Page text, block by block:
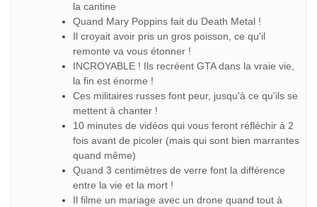
la cantine
Quand Mary Poppins fait du Death Metal !
Il croyait avoir pris un gros poisson, ce qu'il
remonte va vous étonner !
INCROYABLE ! Ils recréent GTA dans la vraie vie,
la fin est énorme !
Ces militaires russes font peur, jusqu'à ce qu'ils se
mettent à chanter !
10 minutes de vidéos qui vous feront réfléchir à 2
fois avant de picoler (mais qui sont bien marrantes
quand même)
Quand 3 centimètres de verre font la différence
entre la vie et la mort !
Il filme un mariage avec un drone quand tout à